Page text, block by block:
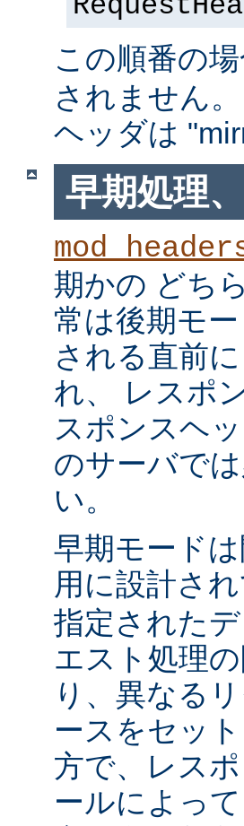
この順番の場
されません
ヘッダは
早期処理
期かの どち
常は後期モ
される直前
れ、 レスポ
スポンスヘ
のサーバで
い。
早期モード
用に設計さ
指定された
エスト処理
り、異なる
ースをセッ
方で、レス
ールによっ